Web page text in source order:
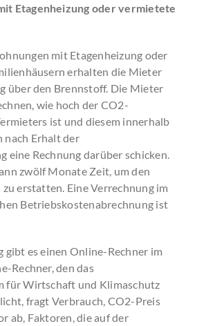
Etagenheizung oder vermietete
mit Etagenheizung oder
erhalten die Mieter
über den Brennstoff. Die Mieter
wie hoch der CO2-
ist und diesem innerhalb
nach Erhalt der
eine Rechnung darüber schicken.
zwölf Monate Zeit, um den
erstatten. Eine Verrechnung im
Betriebskostenabrechnung ist
gibt es einen Online-Rechner im
Rechner, den das
für Wirtschaft und Klimaschutz
fragt Verbrauch, CO2-Preis
ab, Faktoren, die auf der